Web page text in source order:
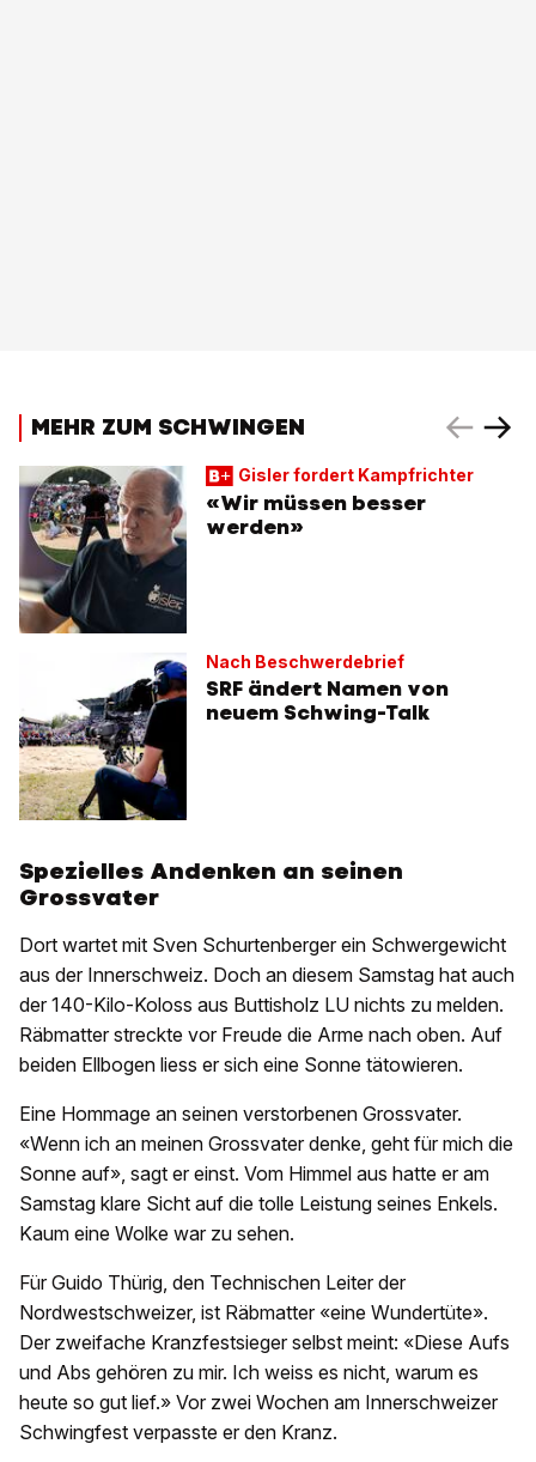
MEHR ZUM SCHWINGEN
Gisler fordert Kampfrichter
«Wir müssen besser
werden»
Nach Beschwerdebrief
SRF ändert Namen von
neuem Schwing-Talk
Spezielles Andenken an seinen
Grossvater
Dort wartet mit Sven Schurtenberger ein Schwergewicht
aus der Innerschweiz. Doch an diesem Samstag hat auch
der 140-Kilo-Koloss aus Buttisholz LU nichts zu melden.
Räbmatter streckte vor Freude die Arme nach oben. Auf
beiden Ellbogen liess er sich eine Sonne tätowieren.
Eine Hommage an seinen verstorbenen Grossvater.
«Wenn ich an meinen Grossvater denke, geht für mich die
Sonne auf», sagt er einst. Vom Himmel aus hatte er am
Samstag klare Sicht auf die tolle Leistung seines Enkels.
Kaum eine Wolke war zu sehen.
Für Guido Thürig, den Technischen Leiter der
Nordwestschweizer, ist Räbmatter «eine Wundertüte».
Der zweifache Kranzfestsieger selbst meint: «Diese Aufs
und Abs gehören zu mir. Ich weiss es nicht, warum es
heute so gut lief.» Vor zwei Wochen am Innerschweizer
Schwingfest verpasste er den Kranz.